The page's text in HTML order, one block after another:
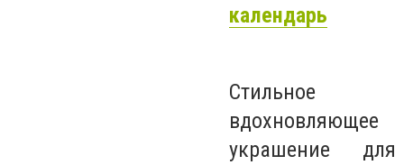
календарь
Стильное
вдохновляющее
украшение для